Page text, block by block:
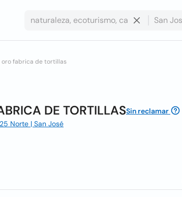
oro fabrica de tortillas
DE TORTILLASSin reclamar
Norte | San José